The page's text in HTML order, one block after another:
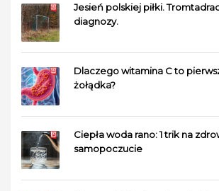
Jesień polskiej piłki.
diagnozy.
Dlaczego witamina C to
żołądka?
Ciepła woda rano: 1 trik na
samopoczucie